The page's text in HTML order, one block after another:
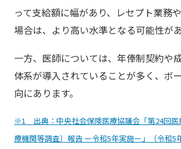
って支給額に幅があり、レセプト業務
場合は、より高い水準となる可能性があ
一方、医師については、年俸制契約や
体系が導入されていることが多く、ボ
向にあります。
※1 出典：中央社会保険医療協議会「第24回医
療機関等調査）報告 ー令和5年実施ー」（令和5